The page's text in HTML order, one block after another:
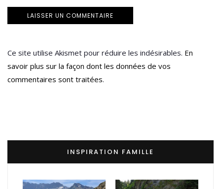
Ce site utilise Akismet pour réduire les indésirables. En
savoir plus sur la façon dont les données de vos
commentaires sont traitées.
INSPIRATION FAMILLE